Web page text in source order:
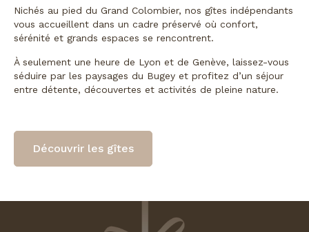
Nichés au pied du Grand Colombier, nos gîtes indépendants
vous accueillent dans un cadre préservé où confort,
sérénité et grands espaces se rencontrent.
À seulement une heure de Lyon et de Genève, laissez-vous
séduire par les paysages du Bugey et profitez d’un séjour
entre détente, découvertes et activités de pleine nature.
Découvrir les gîtes